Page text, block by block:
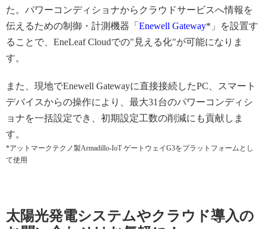
た。パワーコンディショナからクラウドサービスへ情報を
伝えるための制御・計測機器「 Enewell Gateway*」を設置す
ることで、EneLeaf Cloudでの"見える化"が可能になりま
す。
また、現地でEnewell Gatewayに直接接続したPC、スマート
デバイスからの操作により、最大31台のパワーコンディシ
ョナを一括設定でき、初期設定工数の削減にも貢献しま
す。
*アットマークテクノ製Armadillo-IoT ゲートウェイG3をプラットフォームとし
て使用
太陽光発電システムやクラウド導入の